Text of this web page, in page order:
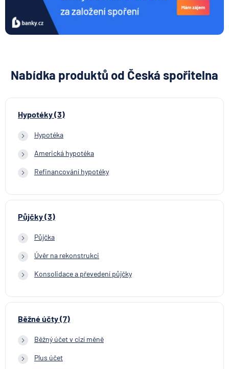
Nabídka produktů od Česká spořitelna
Hypotéky (3)
Hypotéka
Americká hypotéka
Refinancování hypotéky
Půjčky (3)
Půjčka
Úvěr na rekonstrukci
Konsolidace a převedení půjčky
Běžné účty (7)
Běžný účet v cizí měně
Plus účet